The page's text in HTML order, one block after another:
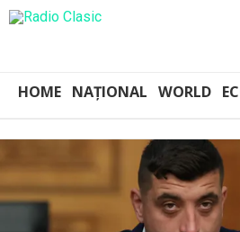
HOME NAȚIONAL WORLD